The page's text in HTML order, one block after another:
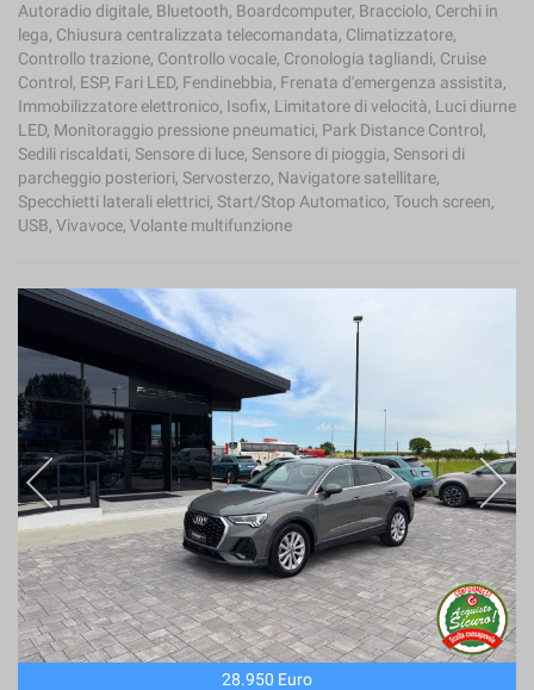
Autoradio digitale, Bluetooth, Boardcomputer, Bracciolo, Cerchi in
lega, Chiusura centralizzata telecomandata, Climatizzatore,
Controllo trazione, Controllo vocale, Cronologia tagliandi, Cruise
Control, ESP, Fari LED, Fendinebbia, Frenata d'emergenza assistita,
Immobilizzatore elettronico, Isofix, Limitatore di velocità, Luci diurne
LED, Monitoraggio pressione pneumatici, Park Distance Control,
Sedili riscaldati, Sensore di luce, Sensore di pioggia, Sensori di
parcheggio posteriori, Servosterzo, Navigatore satellitare,
Specchietti laterali elettrici, Start/Stop Automatico, Touch screen,
USB, Vivavoce, Volante multifunzione
28.950 Euro